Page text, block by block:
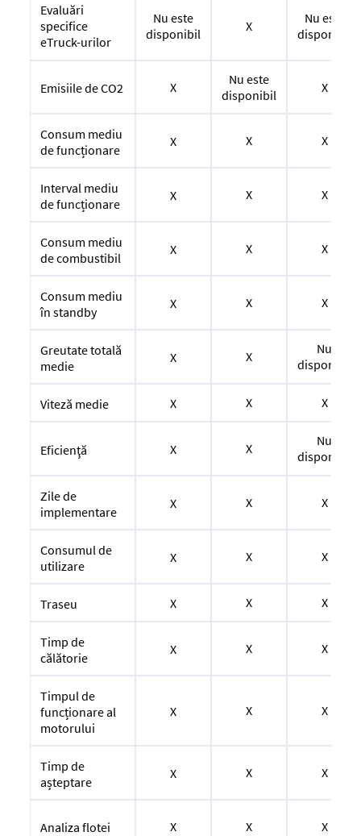
Evaluări
specifice
eTruck-urilor
Nu este
disponibil
X
Nu este
disponibil
Emisiile de CO2 X
Nu este
disponibil
X
Consum mediu
de funcționare
X X X
Interval mediu
de funcționare
X X X
Consum mediu
de combustibil
X X X
Consum mediu
în standby
X X X
Greutate totală
medie
X X
Nu
disponibil
Viteză medie X X X
Eficienţă X X
Nu
disponibil
Zile de
implementare
X X X
Consumul de
utilizare
X X X
Traseu X X X
Timp de
călătorie
X X X
Timpul de
funcționare al
motorului
X X X
Timp de
așteptare
X X X
Analiza flotei X X X